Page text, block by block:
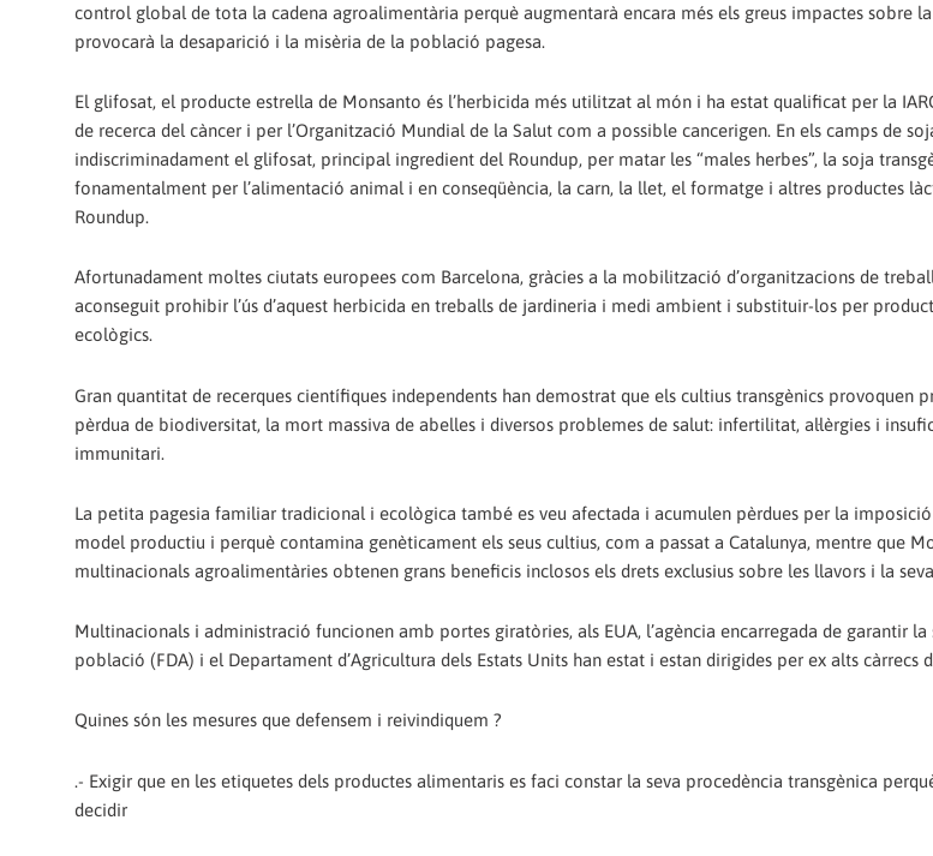
control global de tota la cadena agroalimentària perquè augmentarà encara més els greus impactes sobre
provocarà la desaparició i la misèria de la població pagesa.
El glifosat, el producte estrella de Monsanto és l’herbicida més utilitzat al món i ha estat qualificat per la
de recerca del càncer i per l’Organització Mundial de la Salut com a possible cancerigen. En els camps de
indiscriminadament el glifosat, principal ingredient del Roundup, per matar les “males herbes”, la soja
fonamentalment per l’alimentació animal i en conseqüència, la carn, la llet, el formatge i altres productes
Roundup.
Afortunadament moltes ciutats europees com Barcelona, gràcies a la mobilització d’organitzacions de
aconseguit prohibir l’ús d’aquest herbicida en treballs de jardineria i medi ambient i substituir-los per
ecològics.
Gran quantitat de recerques científiques independents han demostrat que els cultius transgènics provoquen
pèrdua de biodiversitat, la mort massiva de abelles i diversos problemes de salut: infertilitat, al·lèrgies i
immunitari.
La petita pagesia familiar tradicional i ecològica també es veu afectada i acumulen pèrdues per la
model productiu i perquè contamina genèticament els seus cultius, com a passat a Catalunya, mentre que
multinacionals agroalimentàries obtenen grans beneficis inclosos els drets exclusius sobre les llavors i la
Multinacionals i administració funcionen amb portes giratòries, als EUA, l’agència encarregada de garantir
població (FDA) i el Departament d’Agricultura dels Estats Units han estat i estan dirigides per ex alts càrrecs
Quines són les mesures que defensem i reivindiquem ?
.- Exigir que en les etiquetes dels productes alimentaris es faci constar la seva procedència transgènica
decidir